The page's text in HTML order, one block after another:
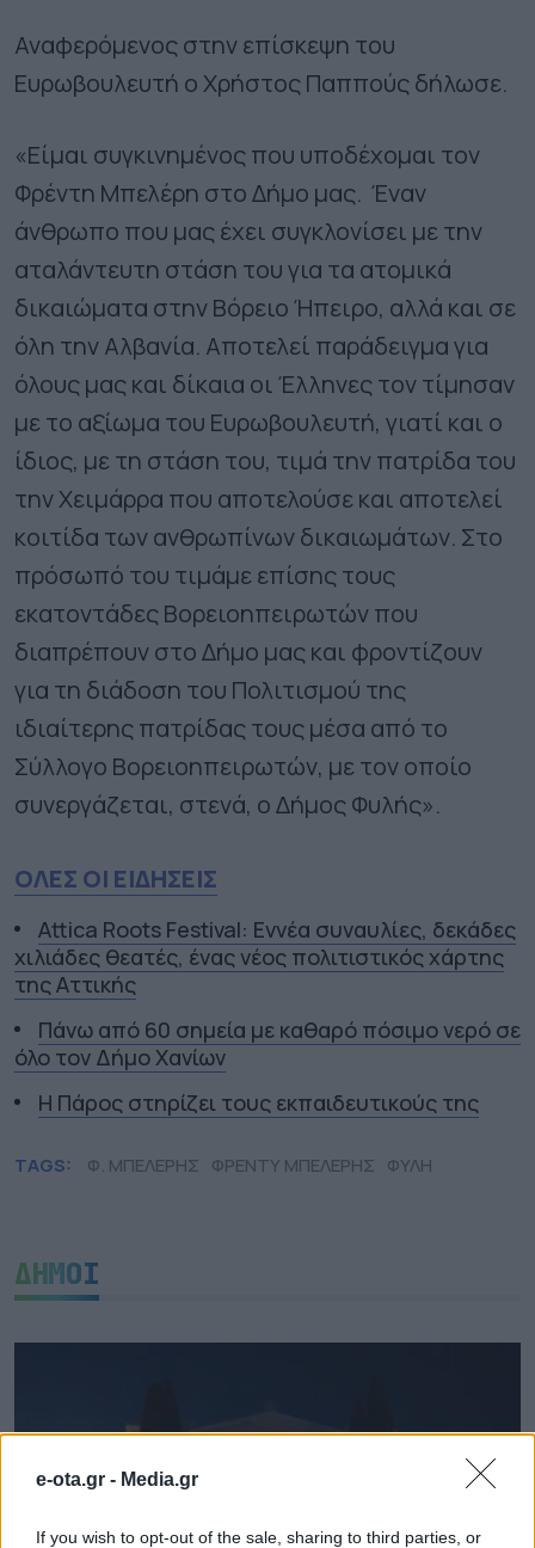
e-ota.gr - Media.gr
If you wish to opt-out of the sale, sharing to third parties, or
Αναφερόμενος στην επίσκεψη του
Ευρωβουλευτή ο Χρήστος Παππούς δήλωσε.
«Είμαι συγκινημένος που υποδέχομαι τον
Φρέντη Μπελέρη στο Δήμο μας. Έναν
άνθρωπο που μας έχει συγκλονίσει με την
αταλάντευτη στάση του για τα ατομικά
δικαιώματα στην Βόρειο Ήπειρο, αλλά και σε
όλη την Αλβανία. Αποτελεί παράδειγμα για
όλους μας και δίκαια οι Έλληνες τον τίμησαν
με το αξίωμα του Ευρωβουλευτή, γιατί και ο
ίδιος, με τη στάση του, τιμά την πατρίδα του
την Χειμάρρα που αποτελούσε και αποτελεί
κοιτίδα των ανθρωπίνων δικαιωμάτων. Στο
πρόσωπό του τιμάμε επίσης τους
εκατοντάδες Βορειοηπειρωτών που
διαπρέπουν στο Δήμο μας και φροντίζουν
για τη διάδοση του Πολιτισμού της
ιδιαίτερης πατρίδας τους μέσα από το
Σύλλογο Βορειοηπειρωτών, με τον οποίο
συνεργάζεται, στενά, ο Δήμος Φυλής».
ΟΛΕΣ ΟΙ ΕΙΔΗΣΕΙΣ
Attica Roots Festival: Εννέα συναυλίες, δεκάδες
χιλιάδες θεατές, ένας νέος πολιτιστικός χάρτης
της Αττικής
Πάνω από 60 σημεία με καθαρό πόσιμο νερό σε
όλο τον Δήμο Χανίων
Η Πάρος στηρίζει τους εκπαιδευτικούς της
TAGS: Φ. ΜΠΕΛΕΡΗΣ ΦΡΕΝΤΥ ΜΠΕΛΕΡΗΣ ΦΥΛΗ
ΔΗΜΟΙ